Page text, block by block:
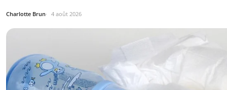
Charlotte Brun 4 août 2026